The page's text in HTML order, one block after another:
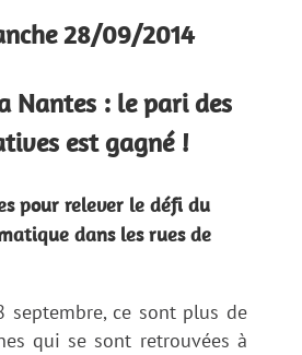
28/09/2014
Nantes : le pari des
est gagné !
pour relever le défi du
dans les rues de
septembre, ce sont plus de
qui se sont retrouvées à